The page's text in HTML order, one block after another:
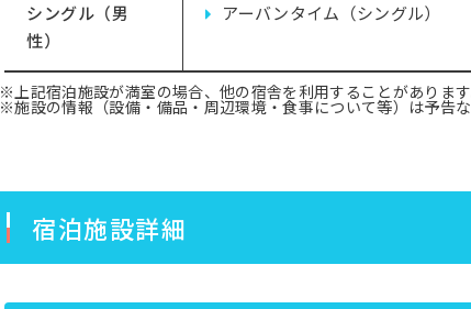
シングル（男
性）
アーバンタイム（シングル）
※上記宿泊施設が満室の場合、他の宿舎を利用することがあります
※施設の情報（設備・備品・周辺環境・食事について等）は予告
宿泊施設詳細